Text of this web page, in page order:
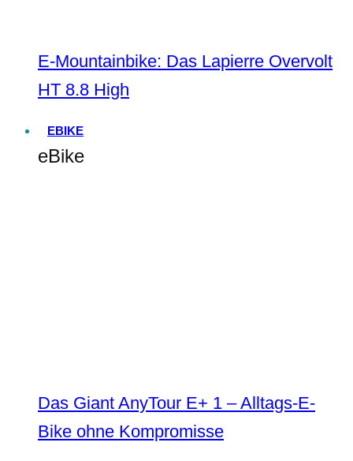
E-Mountainbike: Das Lapierre Overvolt
HT 8.8 High
EBIKE
eBike
Das Giant AnyTour E+ 1 – Alltags-E-
Bike ohne Kompromisse